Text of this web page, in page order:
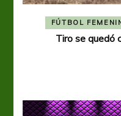
FÚTBOL
Tiro se quedó